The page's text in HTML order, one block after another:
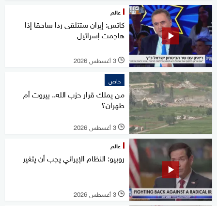
عالم
كاتس: إيران ستتلقى ردا ساحقا إذا
هاجمت إسرائيل
l 3 أغسطس 2026
خاص
من يملك قرار حزب الله.. بيروت أم
طهران؟
l 3 أغسطس 2026
عالم
روبيو: النظام الإيراني يجب أن يتغير
l 3 أغسطس 2026